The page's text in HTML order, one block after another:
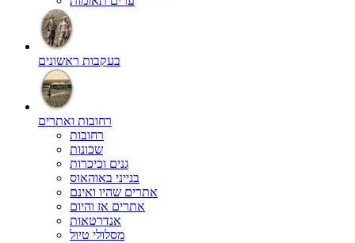
בעקבות ראשונים
רחובות ואתרים
רחובות
שכונות
גנים וכיכרות
בנייני באוהאוס
אתרים שהיו ואינם
אתרים אז והיום
אנדרטאות
מסלולי טיול